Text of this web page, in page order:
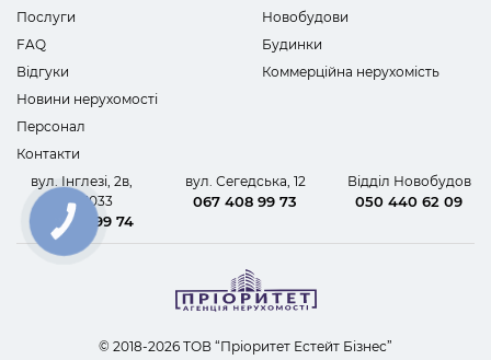
Послуги
FAQ
Відгуки
Новини нерухомості
Персонал
Контакти
Новобудови
Будинки
Коммерційна нерухомість
вул. Інглезі, 2в,
офіс 1033
067 408 99 74
вул. Сегедська, 12
067 408 99 73
Відділ Новобудов
050 440 62 09
© 2018-2026 ТОВ “Пріоритет Естейт Бізнес”
КНОПКА
ЗВ'ЯЗКУ